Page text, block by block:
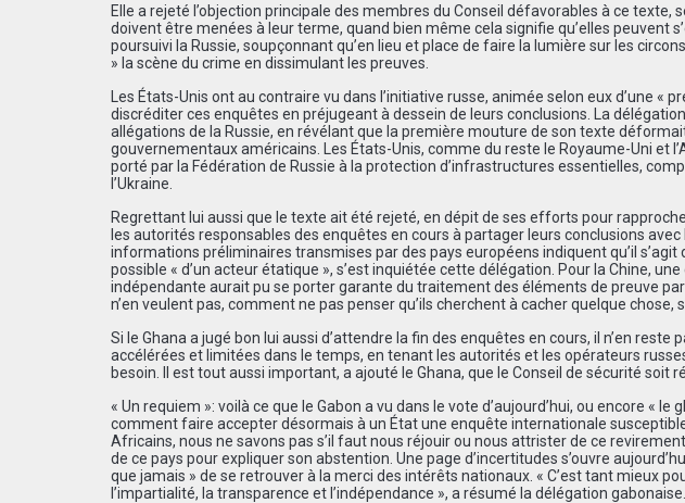
Elle a rejeté l’objection principale des membres du Conseil défavorables à ce texte,
doivent être menées à leur terme, quand bien même cela signifie qu’elles peuvent
poursuivi la Russie, soupçonnant qu’en lieu et place de faire la lumière sur les
» la scène du crime en dissimulant les preuves.
Les États-Unis ont au contraire vu dans l’initiative russe, animée selon eux d’une « pr
discréditer ces enquêtes en préjugeantà dessein de leurs conclusions. La dé é
allégations de la Russie, en révélant que la première mouture de son texte
gouvernementaux américains. Les États-Unis, comme du reste le Royaume-Uni et
porté par la Fédération de Russie à la protection d’infrastructures essentielles,
l’Ukraine.
Regrettant lui aussi que le texte ait été rejeté, en dépit de ses efforts pour
les autorités responsables des enquêtes en cours à partager leurs conclusions avec
informations pré liminaires transmises par des pays européens indiquent qu’il
possible « d’un acteurétatique », s’est inquiétée cette dé égation. Pour la Chine,
indépendante aurait pu se porter garante du traitement des éléments de preuve
n’en veulent pas, comment ne pas penser qu’ils cherchent à cacher quelque chose,
Si le Ghana a jugé bon lui aussi d’attendre la fin des enquêtes en cours, il n’en
accélérées et limitées dans le temps, en tenant les autorités et les opérateurs
besoin. Il est tout aussi important, a ajouté le Ghana, que le Conseil de sécurité soit
« Un requiem »: voil à ce que le Gabon a vu dans le vote d’aujourd’hui, ou encore « le
comment faire accepter désormais à un État une enquête internationale
Africains, nous ne savons pas s’il faut nous réjouir ou nous attrister de ce
de ce pays pour expliquer son abstention. Une page d’incertitudes s’ouvre
que jamais » de se retrouverà la merci des intérêts nationaux. « C’est tant mieux
’impartialité, la transparence et l’indépendance », a résumé la dé égation gabonaise.